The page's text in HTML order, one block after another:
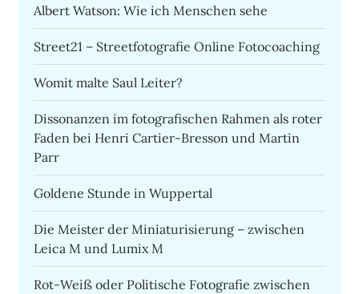
Albert Watson: Wie ich Menschen sehe
Street21 – Streetfotografie Online Fotocoaching
Womit malte Saul Leiter?
Dissonanzen im fotografischen Rahmen als roter
Faden bei Henri Cartier-Bresson und Martin
Parr
Goldene Stunde in Wuppertal
Die Meister der Miniaturisierung – zwischen
Leica M und Lumix M
Rot-Weiß oder Politische Fotografie zwischen